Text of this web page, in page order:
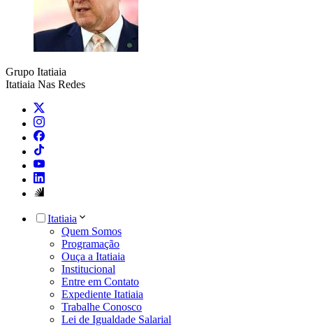
Grupo Itatiaia
Itatiaia Nas Redes
Itatiaia
Quem Somos
Programação
Ouça a Itatiaia
Institucional
Entre em Contato
Expediente Itatiaia
Trabalhe Conosco
Lei de Igualdade Salarial